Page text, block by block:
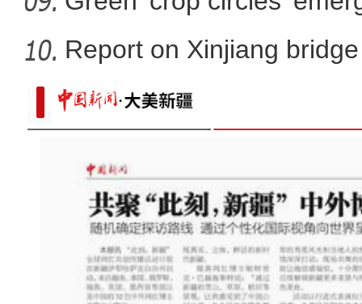
万余台现代农机亮相新疆国
Report on Xinjiang
sa